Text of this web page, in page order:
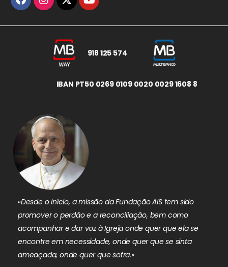
918 125 574
IBAN PT50 0269 0109 0020 0029 1608 8
«Desde o início, a missão da Fundação AIS tem sido
promover o perdão e a reconciliação, bem como
acompanhar e dar voz à Igreja onde quer que ela se
encontre em necessidade, onde quer que se sinta
ameaçada, onde quer que sofra.»